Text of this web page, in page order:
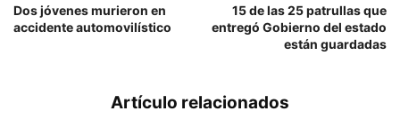
Dos jóvenes murieron en
accidente automovilístico
15 de las 25 patrullas que
entregó Gobierno del estado
están guardadas
Artículo relacionados